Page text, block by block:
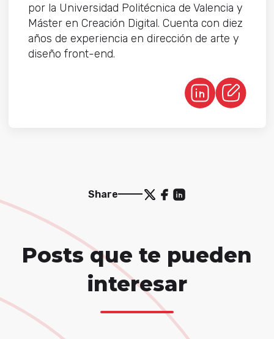
por la Universidad Politécnica de Valencia y
Máster en Creación Digital. Cuenta con diez
años de experiencia en dirección de arte y
diseño front-end.
Share
Posts que te pueden
interesar